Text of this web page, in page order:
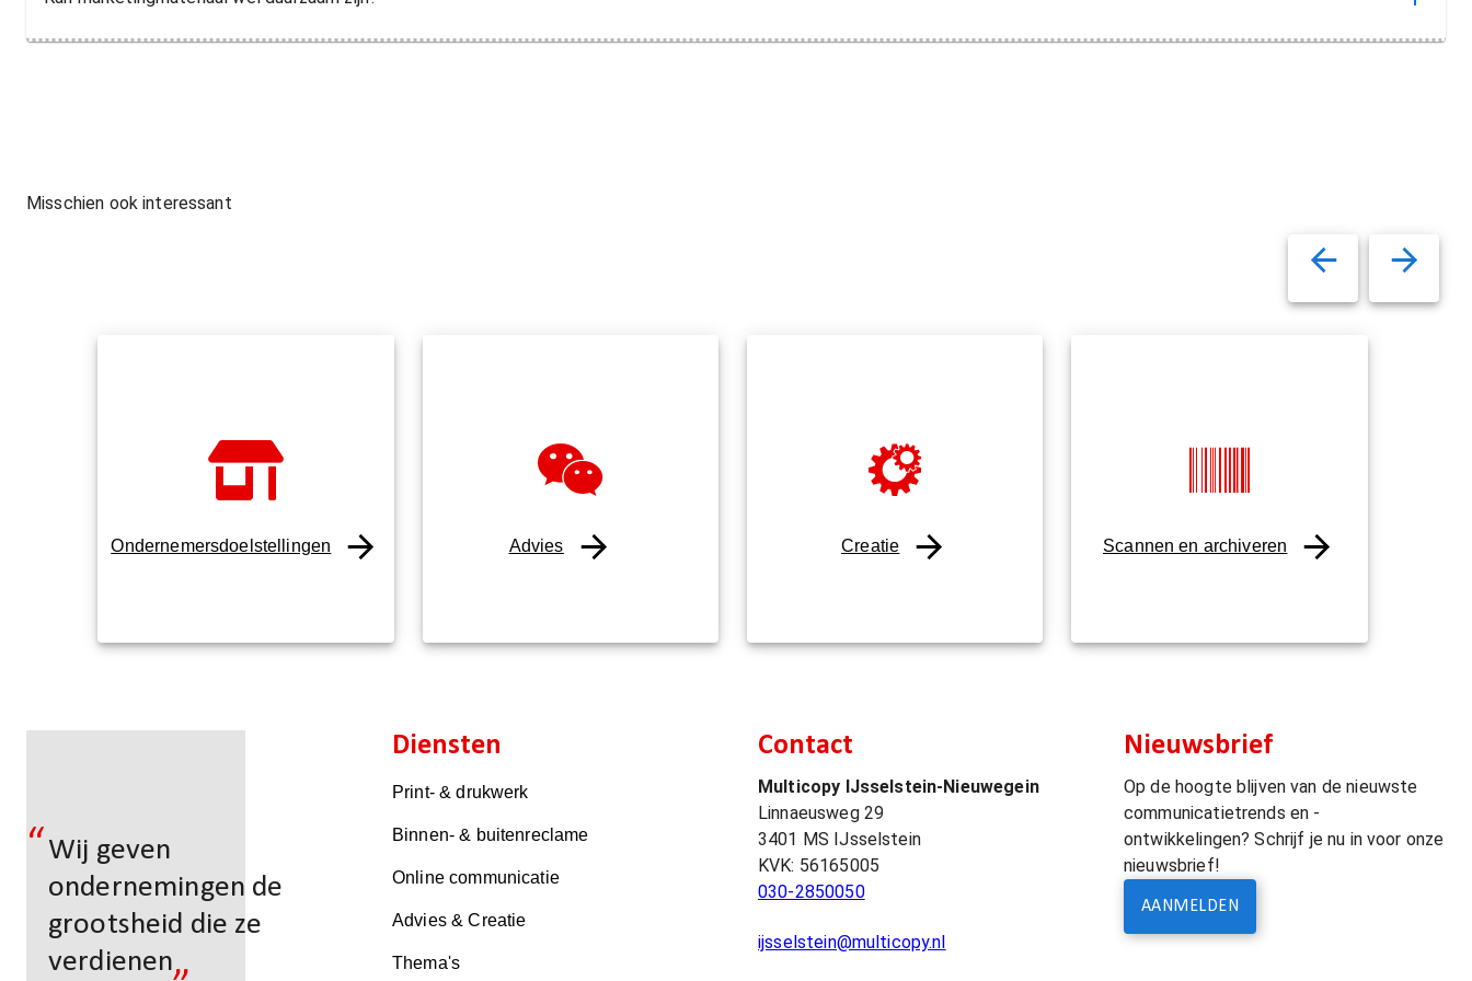
Misschien ook interessant
Ondernemersdoelstellingen Advies Creatie Scannen en archiveren
“ Wij geven
ondernemingen de
grootsheid die ze
verdienen„
Diensten
Print- & drukwerk
Binnen- & buitenreclame
Online communicatie
Advies & Creatie
Thema's
Contact
Multicopy IJsselstein-Nieuwegein
Linnaeusweg 29
3401 MS IJsselstein
KVK: 56165005
030-2850050
ijsselstein@multicopy.nl
Nieuwsbrief
Op de hoogte blijven van de nieuwste
communicatietrends en -
ontwikkelingen? Schrijf je nu in voor onze
nieuwsbrief!
AANMELDEN